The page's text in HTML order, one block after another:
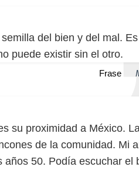
del bien y del mal.
puede existir sin el otro.
Frase de
su proximidad a México. La
de la comunidad. Mi
años 50. Podía escuchar el